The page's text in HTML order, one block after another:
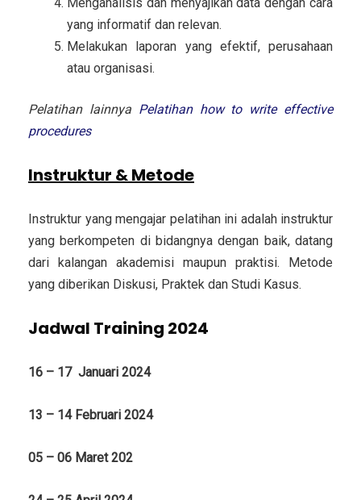
yang informatif dan relevan.
Melakukan laporan yang efektif, perusahaan
atau organisasi.
Pelatihan lainnya Pelatihan how to write effective
procedures
Instruktur & Metode
Instruktur yang mengajar pelatihan ini adalah instruktur
yang berkompeten di bidangnya dengan baik, datang
dari kalangan akademisi maupun praktisi. Metode
yang diberikan Diskusi, Praktek dan Studi Kasus.
Jadwal Training 2024
16 – 17 Januari 2024
13 – 14 Februari 2024
05 – 06 Maret 202